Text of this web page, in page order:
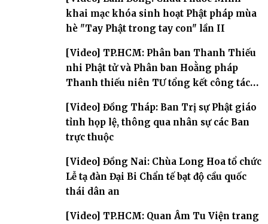
khai mạc khóa sinh hoạt Phật pháp mùa
hè "Tay Phật trong tay con" lần II
[Video] TP.HCM: Phân ban Thanh Thiếu
nhi Phật tử và Phân ban Hoằng pháp
Thanh thiếu niên TƯ tổng kết công tác
[Video] Đồng Tháp: Ban Trị sự Phật giáo
tỉnh họp lệ, thông qua nhân sự các Ban
trực thuộc
[Video] Đồng Nai: Chùa Long Hoa tổ chức
Lễ tạ đàn Đại Bi Chẩn tế bạt độ cầu quốc
thái dân an
[Video] TP.HCM: Quan Âm Tu Viện trang